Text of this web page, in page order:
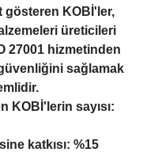
gösteren KOBİ'ler,
üreticileri
27001 hizmetinden
sağlamak
KOBİ'lerin sayısı:
katkısı: %15